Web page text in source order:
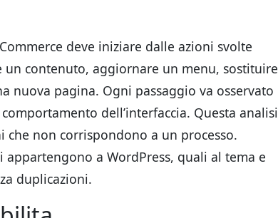
deve iniziare dalle azioni svolte
contenuto, aggiornare un menu, sostituire
nuova pagina. Ogni passaggio va osservato
dell’interfaccia. Questa analisi
non corrispondono a un processo.
a WordPress, quali al tema e
duplicazioni.